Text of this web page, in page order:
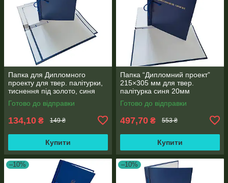
Папка для Дипломного
проекту для твер. палітурки,
тиснення під золото, синя
215×305 мм (20мм) (1 шт)
Готово до відправки
134,10 ₴ 149 ₴
Купити
Папка “Дипломний проект”
215×305 мм для твер.
палітурка синя 20мм
корінець (уп.5шт)
Готово до відправки
497,70 ₴ 553 ₴
Купити
–10% –10%